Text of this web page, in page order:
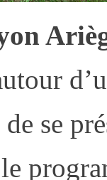
se